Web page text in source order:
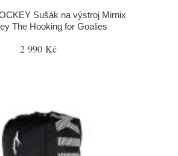
Sušák na výstroj Mirnix
The Hooking for Goalies
2 990 Kč